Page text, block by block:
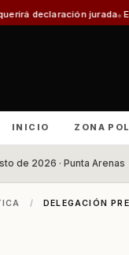
El resto de Chile se
INICIO ZONA
de 2026 · Punta Arenas
/ DELEGACIÓN